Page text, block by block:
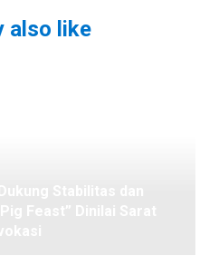
also like